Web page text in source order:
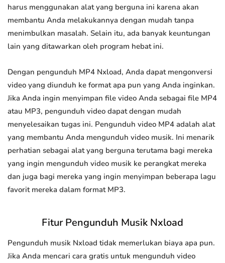
harus menggunakan alat yang berguna ini karena akan
membantu Anda melakukannya dengan mudah tanpa
menimbulkan masalah. Selain itu, ada banyak keuntungan
lain yang ditawarkan oleh program hebat ini.
Dengan pengunduh MP4 Nxload, Anda dapat mengonversi
video yang diunduh ke format apa pun yang Anda inginkan.
Jika Anda ingin menyimpan file video Anda sebagai file MP4
atau MP3, pengunduh video dapat dengan mudah
menyelesaikan tugas ini. Pengunduh video MP4 adalah alat
yang membantu Anda mengunduh video musik. Ini menarik
perhatian sebagai alat yang berguna terutama bagi mereka
yang ingin mengunduh video musik ke perangkat mereka
dan juga bagi mereka yang ingin menyimpan beberapa lagu
favorit mereka dalam format MP3.
Fitur Pengunduh Musik Nxload
Pengunduh musik Nxload tidak memerlukan biaya apa pun.
Jika Anda mencari cara gratis untuk mengunduh video